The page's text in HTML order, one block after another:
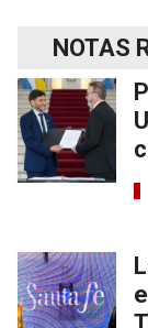
NOTAS